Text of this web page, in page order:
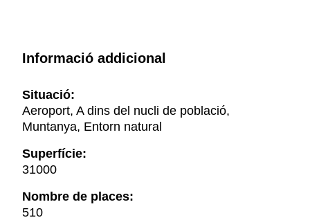
Informació addicional
Situació:
Aeroport, A dins del nucli de població,
Muntanya, Entorn natural
Superfície:
31000
Nombre de places:
510